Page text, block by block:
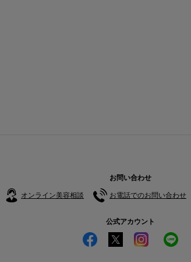
お問い合わせ
オンライン美容相談 お電話でのお問い合わせ
公式アカウント